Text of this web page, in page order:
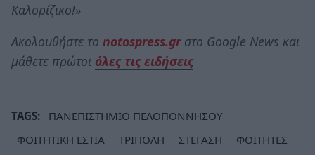
Καλορίζικο!»
Ακολουθήστε το notospress.grστο Google News και
μάθετε πρώτοι όλες τις ειδήσεις
TAGS:
ΠΑΝΕΠΙΣΤΗΜΙΟ ΠΕΛΟΠΟΝΝΗΣΟΥ
ΦΟΙΤΗΤΙΚΗ ΕΣΤΙΑ
ΤΡΙΠΟΛΗ ΣΤΕΓΑΣΗ ΦΟΙΤΗΤΕΣ